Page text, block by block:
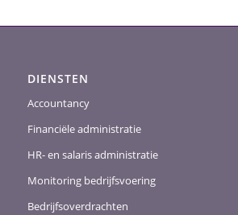
DIENSTEN
Accountancy
Financiële administratie
HR- en salaris administratie
Monitoring bedrijfsvoering
Bedrijfsoverdrachten